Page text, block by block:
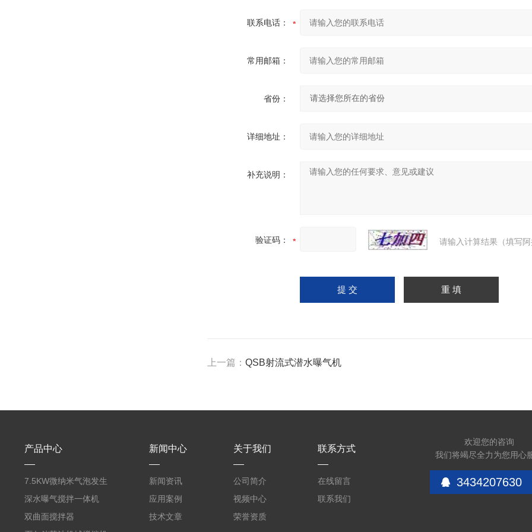
联系电话：
常用邮箱：
省份：
详细地址：
补充说明：
验证码： 请输入计算结果（填写
上一篇：QSB射流式潜水曝气机
产品中心
7.5KW微纳米气泡发生
器曝气机
深水曝气搅拌一体机
双曲面搅拌器
新闻中心
新闻资讯
应用案例
技术文章
关于我们
公司简介
视频中心
荣誉资质
联系方式
在线留言
联系我们
欢迎您的咨询
我们将竭尽全力为您用心
3434207630